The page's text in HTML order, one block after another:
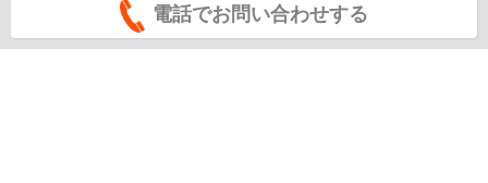
電話でお問い合わせする